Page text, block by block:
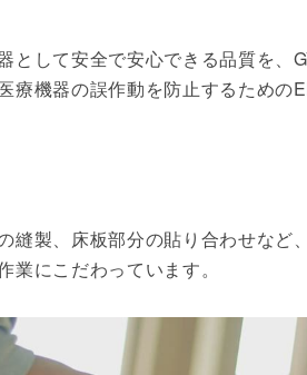
して安全で安心できる品質を
機器の誤作動を防止するための
製、床板部分の貼り合わせな
にこだわっています。